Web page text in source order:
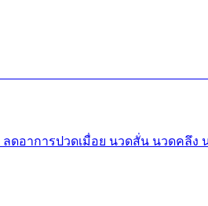
ลดอาการปวดเมื่อย นวดสั่น นวดคลึ